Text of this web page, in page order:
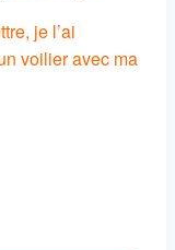
je l’ai
voilier avec ma